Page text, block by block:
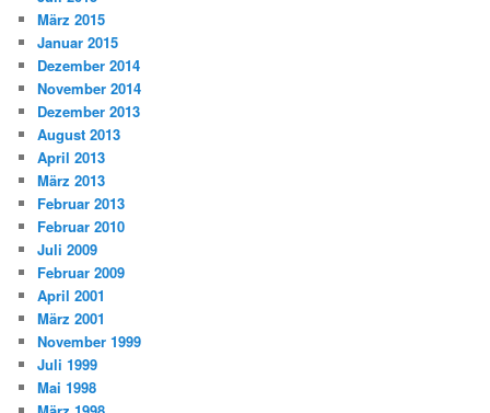
März 2015
Januar 2015
Dezember 2014
November 2014
Dezember 2013
August 2013
April 2013
März 2013
Februar 2013
Februar 2010
Juli 2009
Februar 2009
April 2001
März 2001
November 1999
Juli 1999
Mai 1998